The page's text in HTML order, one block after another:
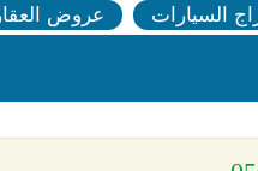
السيارات عروض العقار